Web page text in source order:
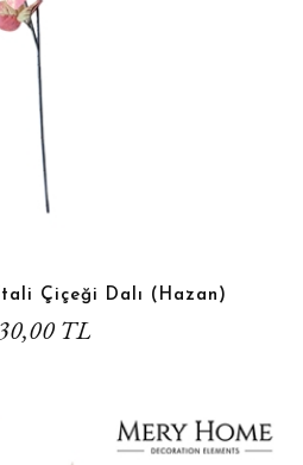
Çiçeği Dalı (Hazan)
TL